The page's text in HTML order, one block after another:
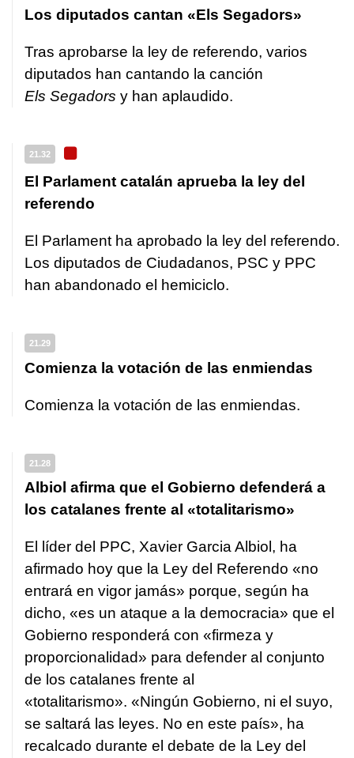
Los diputados cantan «Els Segadors»
Tras aprobarse la ley de referendo, varios
diputados han cantando la canción
Els Segadors y han aplaudido.
21.32
El Parlament catalán aprueba la ley del
referendo
El Parlament ha aprobado la ley del referendo.
Los diputados de Ciudadanos, PSC y PPC
han abandonado el hemiciclo.
21.29
Comienza la votación de las enmiendas
Comienza la votación de las enmiendas.
21.28
Albiol afirma que el Gobierno defenderá a
los catalanes frente al «totalitarismo»
El líder del PPC, Xavier Garcia Albiol, ha
afirmado hoy que la Ley del Referendo «no
entrará en vigor jamás» porque, según ha
dicho, «es un ataque a la democracia» que el
Gobierno responderá con «firmeza y
proporcionalidad» para defender al conjunto
de los catalanes frente al
«totalitarismo». «Ningún Gobierno, ni el suyo,
se saltará las leyes. No en este país», ha
recalcado durante el debate de la Ley del